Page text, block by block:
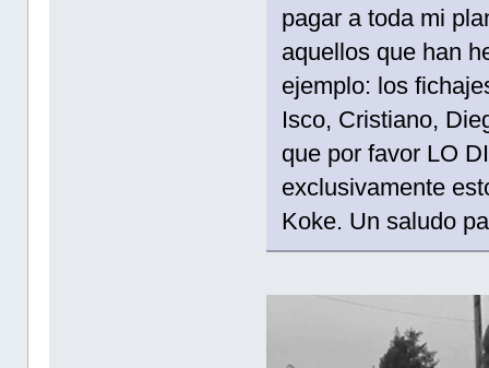
pagar a toda mi
aquellos que han
ejemplo: los
Isco, Cristiano,
que por favor LO
exclusivamente
Koke. Un saludo